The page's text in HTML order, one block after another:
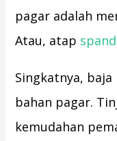
pagar adalah
Atau, atap
Singkatnya,
bahan pagar.
kemudahan